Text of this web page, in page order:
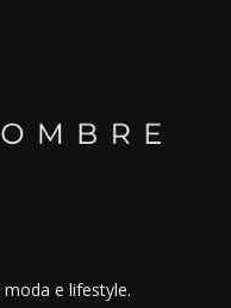
e lifestyle.